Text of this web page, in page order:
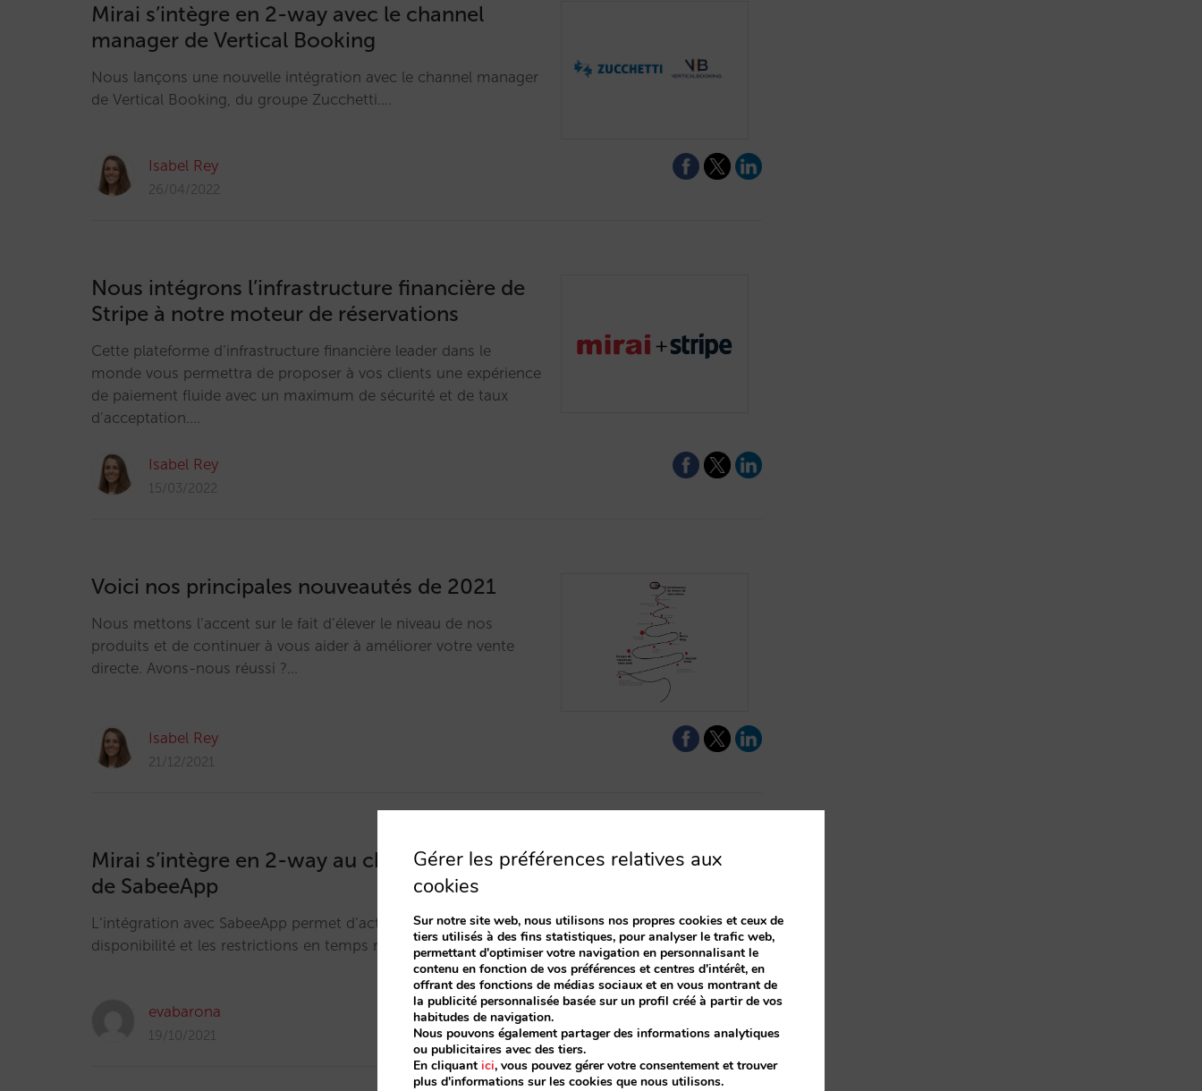
Mirai s’intègre en 2-way avec le channel
manager de Vertical Booking
Nous lançons une nouvelle intégration avec le channel manager
de Vertical Booking, du groupe Zucchetti.…
Isabel Rey
26/04/2022
Nous intégrons l’infrastructure financière de
Stripe à notre moteur de réservations
Cette plateforme d’infrastructure financière leader dans le
monde vous permettra de proposer à vos clients une expérience
de paiement fluide avec un maximum de sécurité et de taux
d’acceptation.…
Isabel Rey
15/03/2022
Voici nos principales nouveautés de 2021
Nous mettons l’accent sur le fait d’élever le niveau de nos
produits et de continuer à vous aider à améliorer votre vente
directe. Avons-nous réussi ?…
Isabel Rey
21/12/2021
Mirai s’intègre en 2-way au channel manager
de SabeeApp
L‘intégration avec SabeeApp permet d’actualiser les tarifs, la
disponibilité et les restrictions en temps réel avec Mirai. …
evabarona
19/10/2021
Gérer les préférences relatives aux
cookies
Sur notre site web, nous utilisons nos propres cookies et ceux de
tiers utilisés à des fins statistiques, pour analyser le trafic web,
permettant d'optimiser votre navigation en personnalisant le
contenu en fonction de vos préférences et centres d'intérêt, en
offrant des fonctions de médias sociaux et en vous montrant de
la publicité personnalisée basée sur un profil créé à partir de vos
habitudes de navigation.
Nous pouvons également partager des informations analytiques
ou publicitaires avec des tiers.
En cliquant ici, vous pouvez gérer votre consentement et trouver
plus d'informations sur les cookies que nous utilisons.